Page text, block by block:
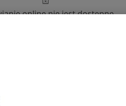
online nie jest dostępne